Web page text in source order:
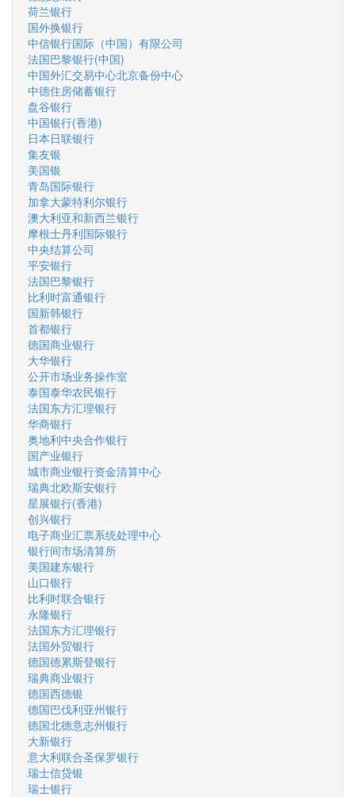
荷兰银行
国外换银行
中信银行国际（中国）有限公司
法国巴黎银行(中国)
中国外汇交易中心北京备份中心
中德住房储蓄银行
盘谷银行
中国银行(香港)
日本日联银行
集友银
美国银
青岛国际银行
加拿大蒙特利尔银行
澳大利亚和新西兰银行
摩根士丹利国际银行
中央结算公司
平安银行
法国巴黎银行
比利时富通银行
国新韩银行
首都银行
德国商业银行
大华银行
公开市场业务操作室
泰国泰华农民银行
法国东方汇理银行
华商银行
奥地利中央合作银行
国产业银行
城市商业银行资金清算中心
瑞典北欧斯安银行
星展银行(香港)
创兴银行
电子商业汇票系统处理中心
银行间市场清算所
美国建东银行
山口银行
比利时联合银行
永隆银行
法国东方汇理银行
法国外贸银行
德国德累斯登银行
瑞典商业银行
德国西德银
德国巴伐利亚州银行
德国北德意志州银行
大新银行
意大利联合圣保罗银行
瑞士信贷银
瑞士银行